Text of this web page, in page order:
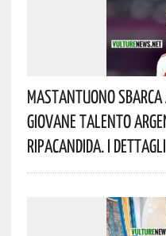
Mastantuono
Giovane Talento
Ripacandida. I Dettagli